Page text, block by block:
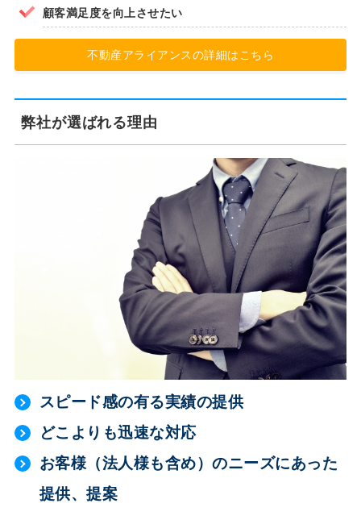
顧客満足度を向上させたい
不動産アライアンスの詳細はこちら
弊社が選ばれる理由
スピード感の有る実績の提供
どこよりも迅速な対応
お客様（法人様も含め）のニーズにあった
提供、提案